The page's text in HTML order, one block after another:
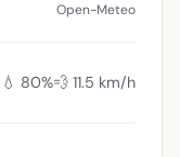
Open-Meteo
💧 80%💨 11.5 km/h